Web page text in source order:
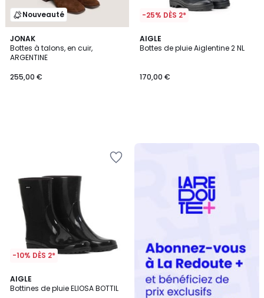
Nouveauté
JONAK
Bottes à talons, en cuir,
ARGENTINE
255,00 €
-25% DÈS 2*
AIGLE
Bottes de pluie Aiglentine 2 NL
170,00 €
-10% DÈS 2*
AIGLE
Bottines de pluie ELIOSA BOTTIL
4,4
/ 5